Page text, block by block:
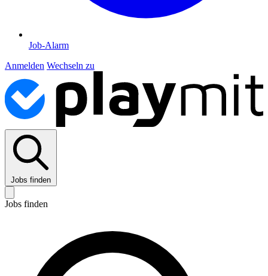
Job-Alarm
Anmelden Wechseln zu
Jobs finden
Jobs finden